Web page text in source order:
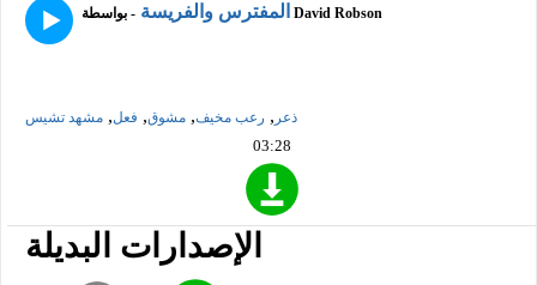
المفترس والفريسة - بواسطة David Robson
ذعر , رعب مخيف, مشوق, فعل, مشهد تشيس
03:28
الإصدارات البديلة